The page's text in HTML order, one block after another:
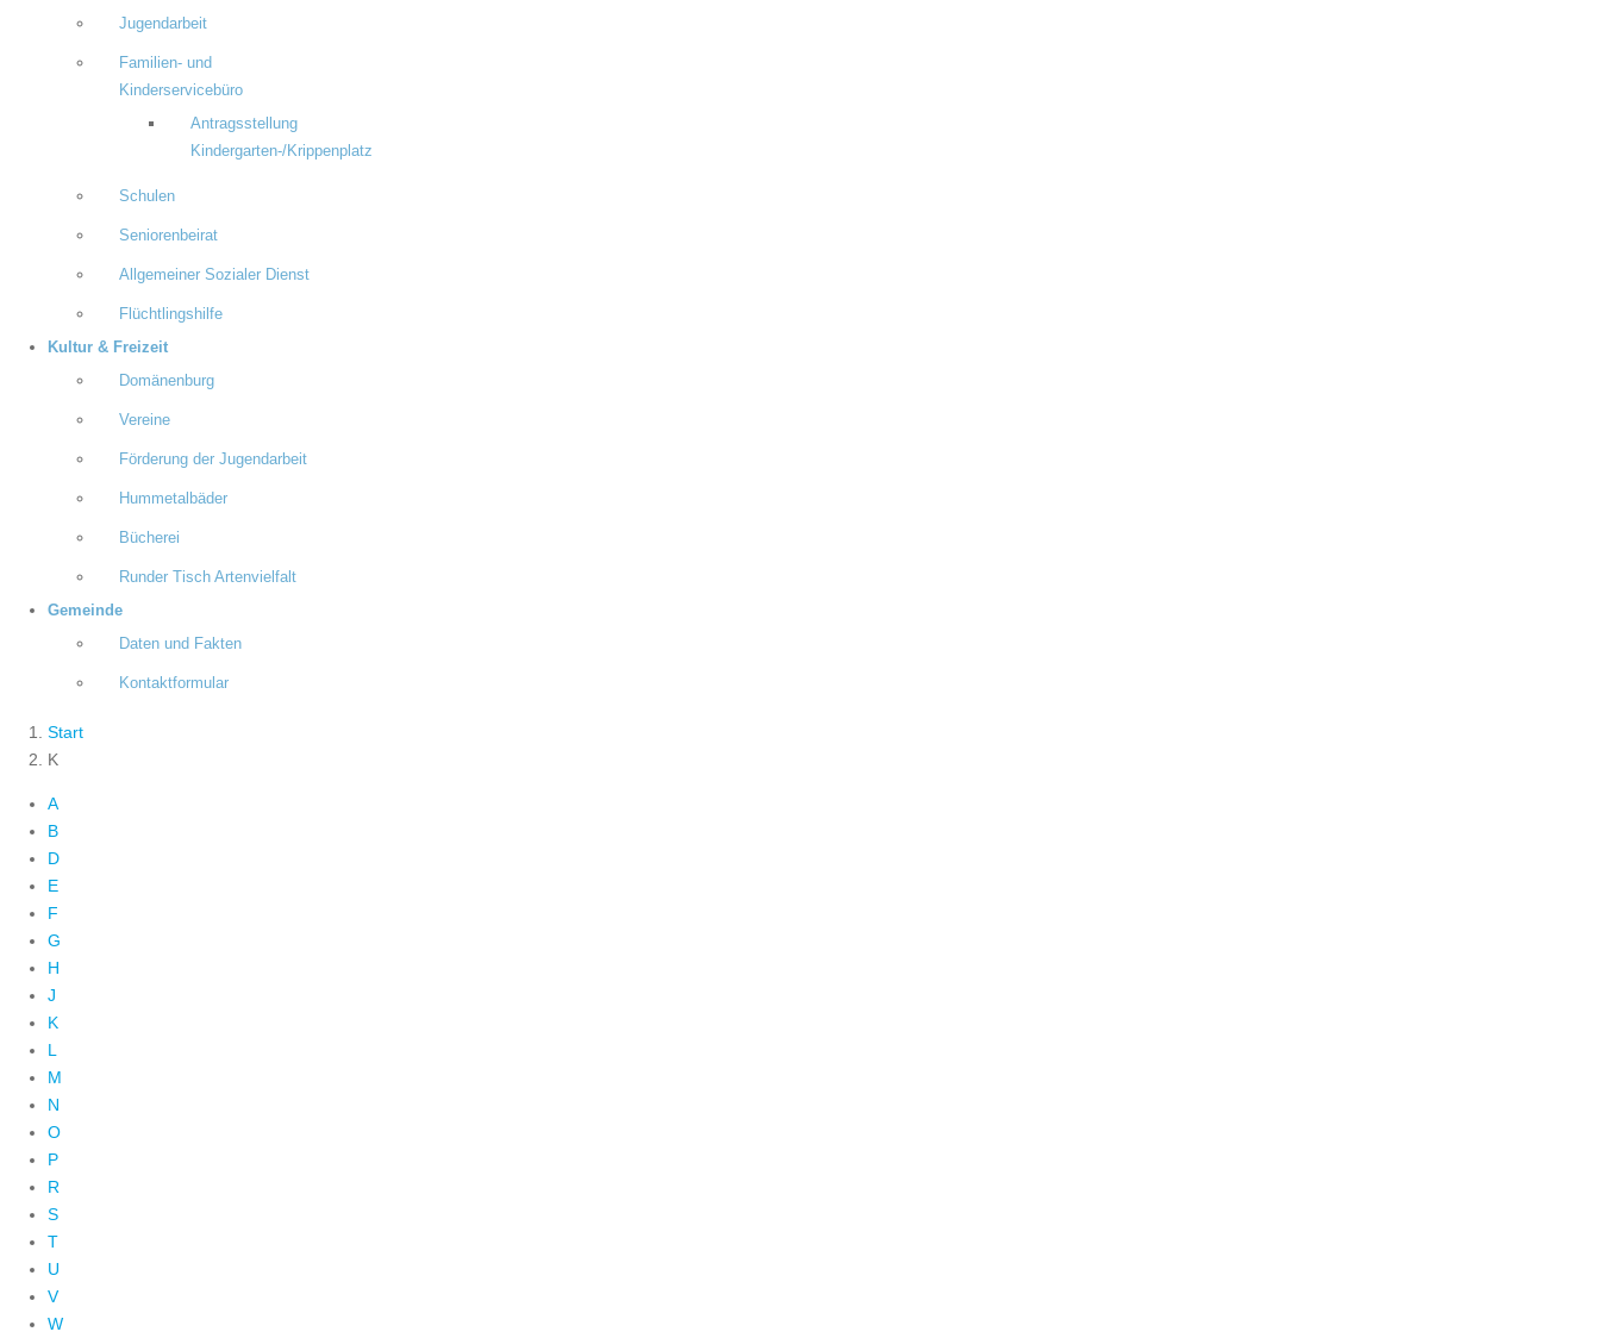
Jugendarbeit
Familien- und
Kinderservicebüro
Antragsstellung
Kindergarten-/Krippenplatz
Schulen
Seniorenbeirat
Allgemeiner Sozialer Dienst
Flüchtlingshilfe
Kultur & Freizeit
Domänenburg
Vereine
Förderung der Jugendarbeit
Hummetalbäder
Bücherei
Runder Tisch Artenvielfalt
Gemeinde
Daten und Fakten
Kontaktformular
Start
K
A
B
D
E
F
G
H
J
K
L
M
N
O
P
R
S
T
U
V
W